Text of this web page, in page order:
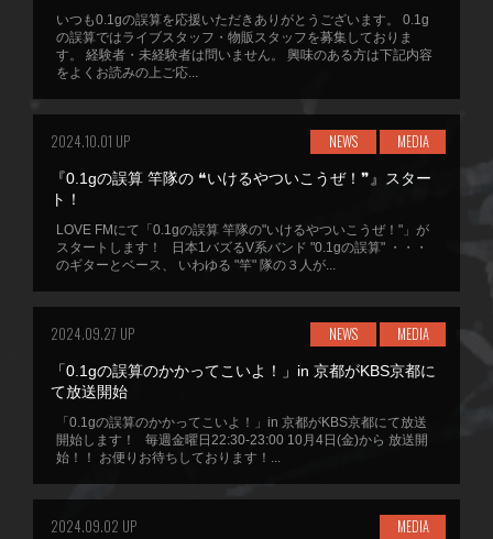
いつも0.1gの誤算を応援いただきありがとうございます。 0.1g
の誤算ではライブスタッフ・物販スタッフを募集しておりま
す。 経験者・未経験者は問いません。 興味のある方は下記内容
をよくお読みの上ご応...
2024.10.01 UP NEWS MEDIA
『0.1gの誤算 竿隊の ❝いけるやついこうぜ！❞』スター
ト！
LOVE FMにて「0.1gの誤算 竿隊の"いけるやついこうぜ！"」が
スタートします！ 日本1バズるV系バンド "0.1gの誤算" ・・・
のギターとベース、 いわゆる "竿" 隊の３人が...
2024.09.27 UP NEWS MEDIA
「0.1gの誤算のかかってこいよ！」in 京都がKBS京都に
て放送開始
「0.1gの誤算のかかってこいよ！」in 京都がKBS京都にて放送
開始します！ 毎週金曜日22:30-23:00 10月4日(金)から 放送開
始！！ お便りお待ちしております！...
2024.09.02 UP MEDIA